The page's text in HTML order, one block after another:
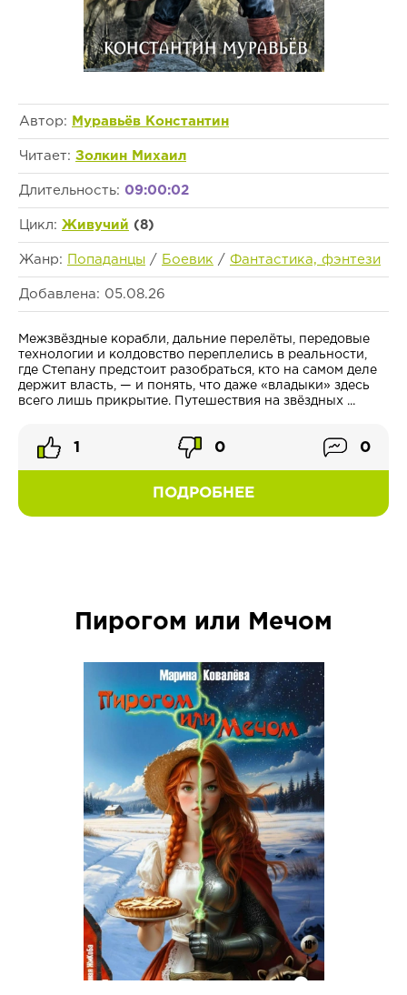
Автор: Муравьёв Константин
Читает: Золкин Михаил
Длительность: 09:00:02
Цикл: Живучий (8)
Жанр: Попаданцы / Боевик / Фантастика, фэнтези
Добавлена: 05.08.26
Межзвёздные корабли, дальние перелёты, передовые
технологии и колдовство переплелись в реальности,
где Степану предстоит разобраться, кто на самом деле
держит власть, — и понять, что даже «владыки» здесь
всего лишь прикрытие. Путешествия на звёздных ...
ПОДРОБНЕЕ
1 0 0
Пирогом или Мечом